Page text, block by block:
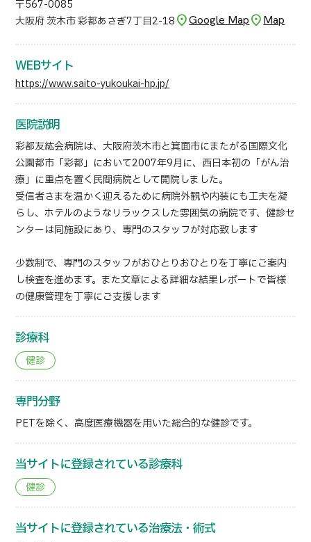
日本語 ENGLISH 中文 Tiếng Việt
お問い合わせ
〒567-0085
大阪府 茨木市 彩都あさぎ7丁目2-18
Google Map Map
WEBサイト
https://www.saito-yukoukai-hp.jp/
医院説明
彩都友紘会病院は、大阪府茨木市と箕面市にまたがる国際文化
公園都市「彩都」において2007年9月に、西日本初の「がん治
療」に重点を置く民間病院として開院しました。
受信者さまを温かく迎えるために病院外観や内装にも工夫を凝
らし、ホテルのようなリラックスした雰囲気の病院です、健診セ
ンターは同施設にあり、専門のスタッフが対応致します
少数制で、専門のスタッフがおひとりおひとりを丁寧にご案内
し検査を進めます。また文章による詳細な結果レポートで皆様
の健康管理を丁寧にご支援します
診療科
健診
専門分野
PETを除く、高度医療機器を用いた総合的な健診です。
当サイトに登録されている診療科
健診
当サイトに登録されている治療法・術式